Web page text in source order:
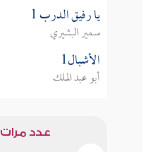
يا رفيق الدرب 1
سمير البشيري
الأشبال1
أبو عبد الملك
عدد مرات